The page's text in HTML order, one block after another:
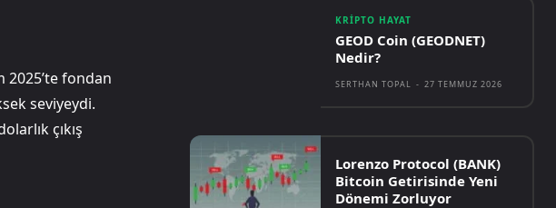
2025’te fondan
seviyeydi.
çıkış
KRIPTO HAYAT
GEOD Coin (GEODNET)
Nedir?
SERTHAN TOPAL - 27 TEMMUZ 2026
Lorenzo Protocol (BANK)
Bitcoin Getirisinde Yeni
Dönemi Zorluyor